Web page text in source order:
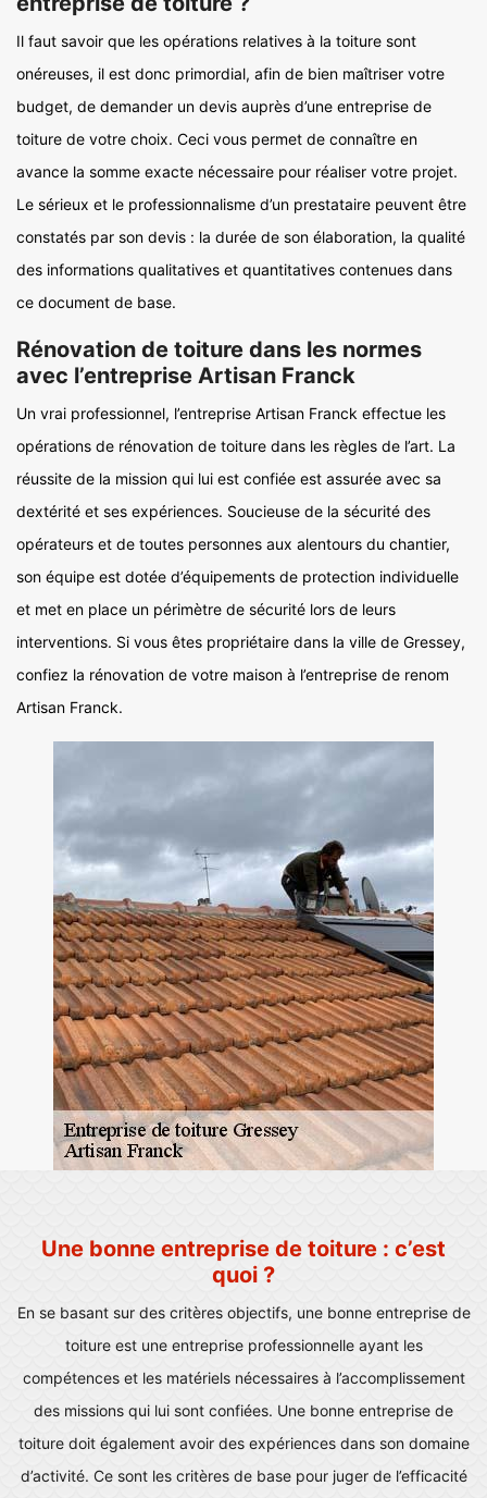
Il faut savoir que les opérations relatives à la toiture sont
onéreuses, il est donc primordial, afin de bien maîtriser votre
budget, de demander un devis auprès d’une entreprise de
toiture de votre choix. Ceci vous permet de connaître en
avance la somme exacte nécessaire pour réaliser votre projet.
Le sérieux et le professionnalisme d’un prestataire peuvent être
constatés par son devis : la durée de son élaboration, la qualité
des informations qualitatives et quantitatives contenues dans
ce document de base.
Rénovation de toiture dans les normes
avec l’entreprise Artisan Franck
Un vrai professionnel, l’entreprise Artisan Franck effectue les
opérations de rénovation de toiture dans les règles de l’art. La
réussite de la mission qui lui est confiée est assurée avec sa
dextérité et ses expériences. Soucieuse de la sécurité des
opérateurs et de toutes personnes aux alentours du chantier,
son équipe est dotée d’équipements de protection individuelle
et met en place un périmètre de sécurité lors de leurs
interventions. Si vous êtes propriétaire dans la ville de Gressey,
confiez la rénovation de votre maison à l’entreprise de renom
Artisan Franck.
Une bonne entreprise de toiture : c’est
quoi ?
En se basant sur des critères objectifs, une bonne entreprise de
toiture est une entreprise professionnelle ayant les
compétences et les matériels nécessaires à l’accomplissement
des missions qui lui sont confiées. Une bonne entreprise de
toiture doit également avoir des expériences dans son domaine
d’activité. Ce sont les critères de base pour juger de l’efficacité